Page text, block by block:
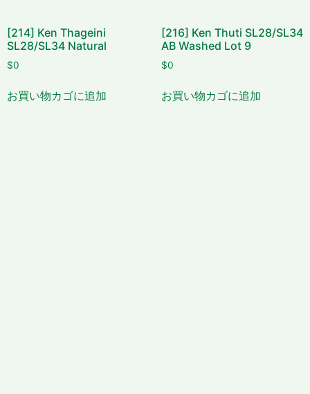
[214] Ken Thageini
SL28/SL34 Natural
$0
お買い物カゴに追加
[216] Ken Thuti SL28/SL34
AB Washed Lot 9
$0
お買い物カゴに追加